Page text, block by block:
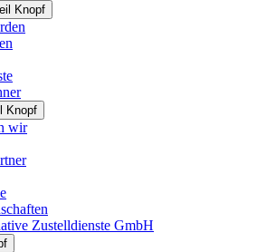
Knopf
Knopf
wir
Zustelldienste GmbH